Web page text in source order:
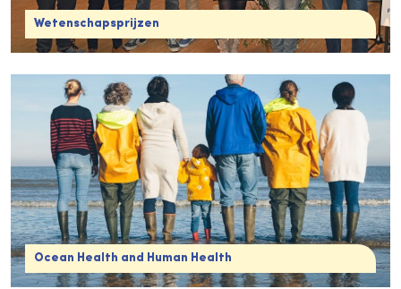
Wetenschapsprijzen
Ocean Health and Human Health